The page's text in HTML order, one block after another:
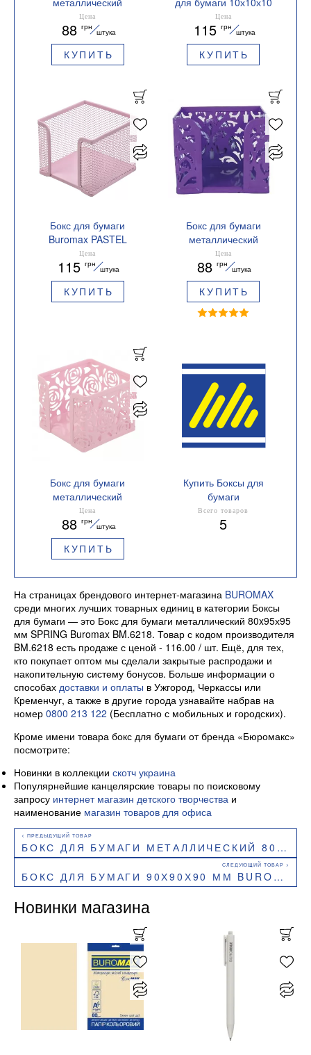
80x95х95 мм SPRING
Buromax BM.6218
Цена
88 грн
штука
КУПИТЬ
см Buromax BM.6215
Цена
115 грн
штука
КУПИТЬ
Бокс для бумаги
Buromax PASTEL
металлический
BM.6215
Цена
115 грн
штука
КУПИТЬ
Бокс для бумаги
металлический
BAROCCO 80x95х95 мм
BUROMAX BM.6216
Цена
88 грн
штука
КУПИТЬ
Бокс для бумаги
металлический
80x95х95 мм ROSE
Buromax BM.6217
Цена
88 грн
штука
КУПИТЬ
Купить Боксы для
бумаги
Материал металл
Всего товаров
5
На страницах брендового интернет-магазина BUROMAX
среди многих лучших товарных единиц в категории Боксы
для бумаги — это Бокс для бумаги металлический 80x95х95
мм SPRING Buromax BM.6218. Товар с кодом производителя
BM.6218 есть продаже с ценой - 116.00 / шт. Ещё, для тех,
кто покупает оптом мы сделали закрытые распродажи и
накопительную систему бонусов. Больше информации о
способах доставки и оплаты в Ужгород, Черкассы или
Кременчуг, а также в другие города узнавайте набрав на
номер 0800 213 122 (Бесплатно с мобильных и городских).
Кроме имени товара бокс для бумаги от бренда «Бюромакс»
посмотрите:
Новинки в коллекции скотч украина
Популярнейшие канцелярские товары по поисковому
запросу интернет магазин детского творчества и
наименование магазин товаров для офиса
БОКС ДЛЯ БУМАГИ МЕТАЛЛИЧЕСКИЙ 80X95Х95 ММ ROSE BUROMAX BM.6217
БОКС ДЛЯ БУМАГИ 90Х90Х90 ММ BUROMAX PASTEL BM.6360
Новинки магазина